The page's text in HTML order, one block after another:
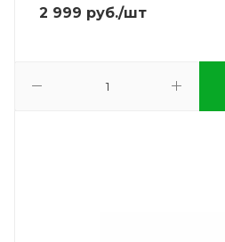
2 999 руб./шт